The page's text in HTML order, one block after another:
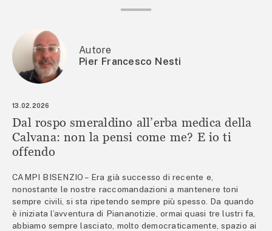
Autore
Pier Francesco Nesti
13.02.2026
Dal rospo smeraldino all’erba medica della
Calvana: non la pensi come me? E io ti
offendo
CAMPI BISENZIO – Era già successo di recente e,
nonostante le nostre raccomandazioni a mantenere toni
sempre civili, si sta ripetendo sempre più spesso. Da quando
è iniziata l’avventura di Piananotizie, ormai quasi tre lustri fa,
abbiamo sempre lasciato, molto democraticamente, spazio ai